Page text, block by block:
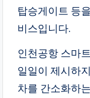
탑승게이트 등
비스입니다.
인천공항 스마
일일이 제시하
차를 간소화하